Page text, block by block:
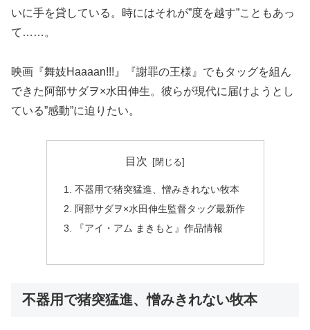
いに手を貸している。時にはそれが”度を越す”こともあっ
て……。
映画『舞妓Haaaan!!!』『謝罪の王様』でもタッグを組ん
できた阿部サダヲ×水田伸生。彼らが現代に届けようとし
ている”感動”に迫りたい。
目次
不器用で猪突猛進、憎みきれない牧本
阿部サダヲ×水田伸生監督タッグ最新作
『アイ・アム まきもと』作品情報
不器用で猪突猛進、憎みきれない牧本